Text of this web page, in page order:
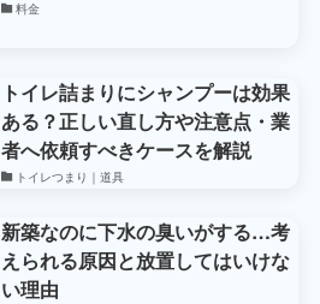
料金
トイレ詰まりにシャンプーは効果
ある？正しい直し方や注意点・業
者へ依頼すべきケースを解説
トイレつまり｜道具
新築なのに下水の臭いがする…考
えられる原因と放置してはいけな
い理由